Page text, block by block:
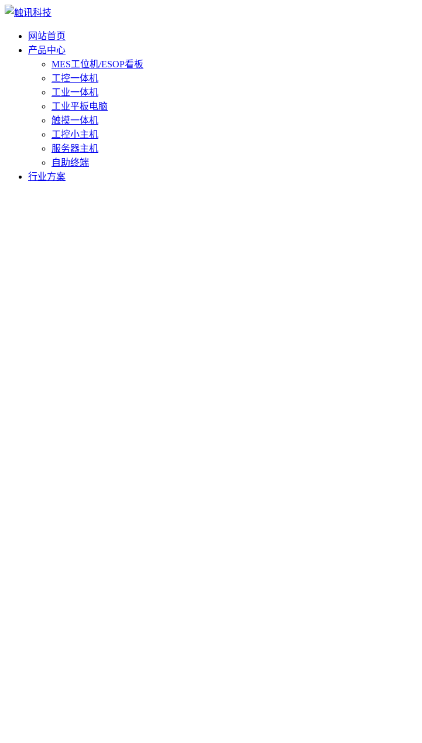
网站首页
产品中心
MES工位机/ESOP看板
工控一体机
工业一体机
工业平板电脑
触摸一体机
工控小主机
服务器主机
自助终端
行业方案